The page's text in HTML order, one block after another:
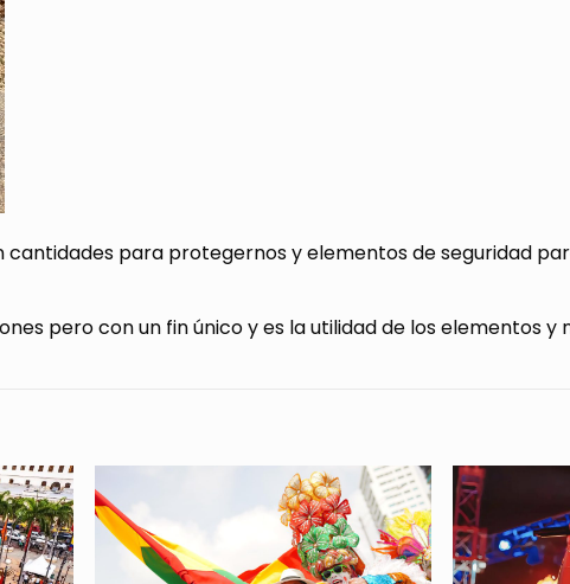
para protegernos y elementos de seguridad
pero con un fin único y es la utilidad de los elementos